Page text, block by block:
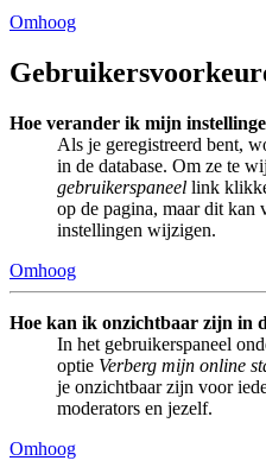
Omhoog
Hoe verander ik mijn
Als je geregistreerd bent,
in de database. Om ze te
gebruikerspaneel link
op de pagina, maar dit kan
instellingen wijzigen.
Omhoog
Hoe kan ik onzichtbaar zijn in
In het gebruikerspaneel
optie Verberg mijn online
je onzichtbaar zijn voor
moderators en jezelf.
Omhoog